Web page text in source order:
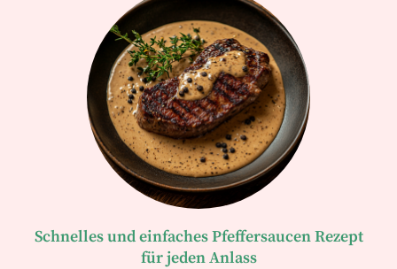
Schnelles und einfaches Pfeffersaucen Rezept
für jeden Anlass